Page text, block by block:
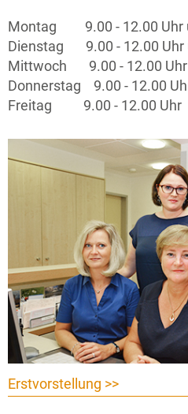
Montag 9.00 - 12.00 Uhr
Dienstag 9.00 - 12.00 Uhr
Mittwoch 9.00 - 12.00 Uhr
Donnerstag 9.00 - 12.00
Freitag 9.00 - 12.00 Uhr
Erstvorstellung >>